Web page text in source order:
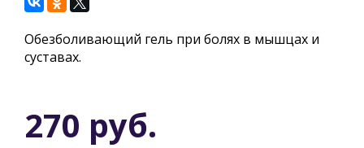
Обезболивающий гель при болях в мышцах и
суставах.
270 руб.